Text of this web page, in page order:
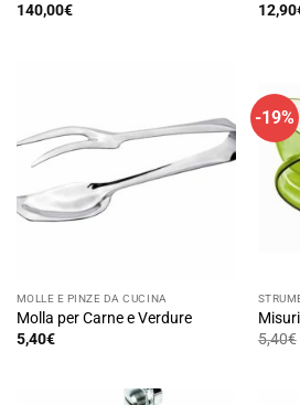
140,00€
12,90
MOLLE E PINZE DA CUCINA
Molla per Carne e Verdure
5,40€
-19%
5,40€